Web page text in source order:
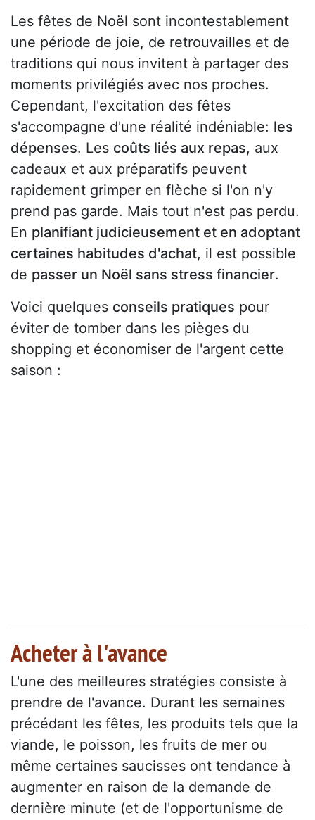
Les fêtes de Noël sont incontestablement
une période de joie, de retrouvailles et de
traditions qui nous invitent à partager des
moments privilégiés avec nos proches.
Cependant, l'excitation des fêtes
s'accompagne d'une réalité indéniable: les
dépenses. Les coûts liés aux repas, aux
cadeaux et aux préparatifs peuvent
rapidement grimper en flèche si l'on n'y
prend pas garde. Mais tout n'est pas perdu.
En planifiant judicieusement et en adoptant
certaines habitudes d'achat, il est possible
de passer un Noël sans stress financier.
Voici quelques conseils pratiques pour
éviter de tomber dans les pièges du
shopping et économiser de l'argent cette
saison :
Acheter à l'avance
L'une des meilleures stratégies consiste à
prendre de l'avance. Durant les semaines
précédant les fêtes, les produits tels que la
viande, le poisson, les fruits de mer ou
même certaines saucisses ont tendance à
augmenter en raison de la demande de
dernière minute (et de l'opportunisme de